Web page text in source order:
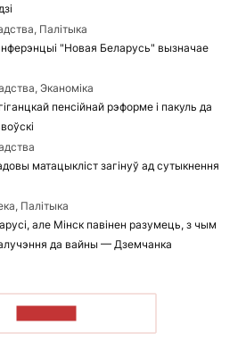
Палітыка
"Новая Беларусь" вызначае
Эканоміка
пенсійнай рэформе і пакуль да
матацыкліст загінуў ад сутыкнення
Палітыка
але Мінск павінен разумець, з чым
да вайны — Дземчанка